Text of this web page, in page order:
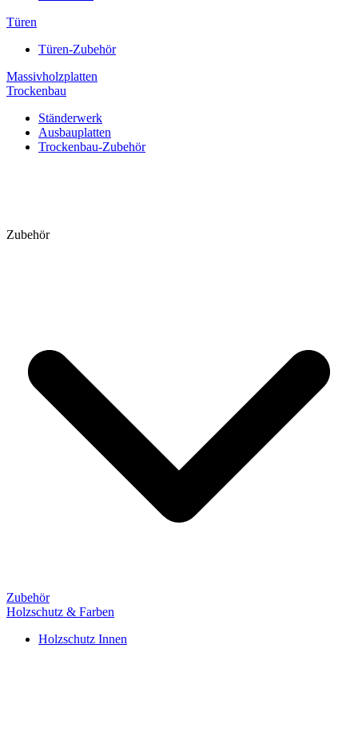
Türen
Türen-Zubehör
Massivholzplatten
Trockenbau
Ständerwerk
Ausbauplatten
Trockenbau-Zubehör
Zubehör
Zubehör
Holzschutz & Farben
Holzschutz Innen